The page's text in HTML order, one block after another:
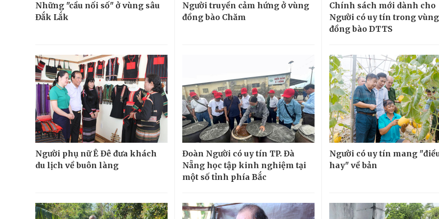
Những "cầu nối số" ở vùng sâu
Đắk Lắk
Người truyền cảm hứng ở vùng
đồng bào Chăm
Chính sách mới dành cho
Người có uy tín trong vùng
đồng bào DTTS
Người phụ nữ Ê Đê đưa khách
du lịch về buôn làng
Đoàn Người có uy tín TP. Đà
Nẵng học tập kinh nghiệm tại
một số tỉnh phía Bắc
Người có uy tín mang
hay" về bản